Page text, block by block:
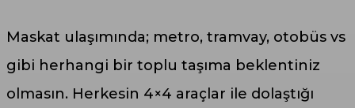
Maskat ulaşımında; metro, tramvay, otobüs vs
gibi herhangi bir toplu taşıma beklentiniz
olmasın. Herkesin 4×4 araçlar ile dolaştığı